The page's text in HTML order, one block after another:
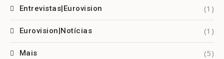
Entrevistas|Eurovision (1)
Eurovision|Notícias (1)
Mais (5)